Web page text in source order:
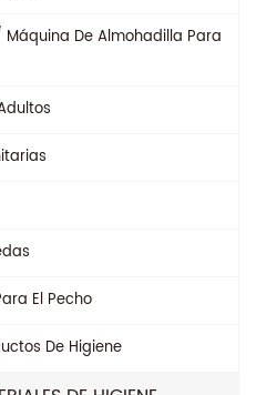
De Almohadilla Para
El Pecho
De Higiene